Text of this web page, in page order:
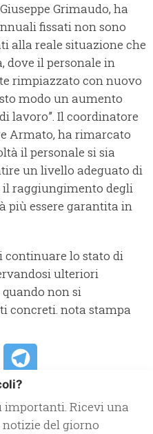
Grimaudo, ha
fissati non sono
alla reale situazione che
dove il personale in
rimpiazzato con nuovo
modo un aumento
lavoro”. Il coordinatore
Armato, ha rimarcato
il personale si sia
un livello adeguato di
raggiungimento degli
più essere garantita in
continuare lo stato di
ulteriori
non si
concreti. nota stampa
importanti. Ricevi una
notizie del giorno